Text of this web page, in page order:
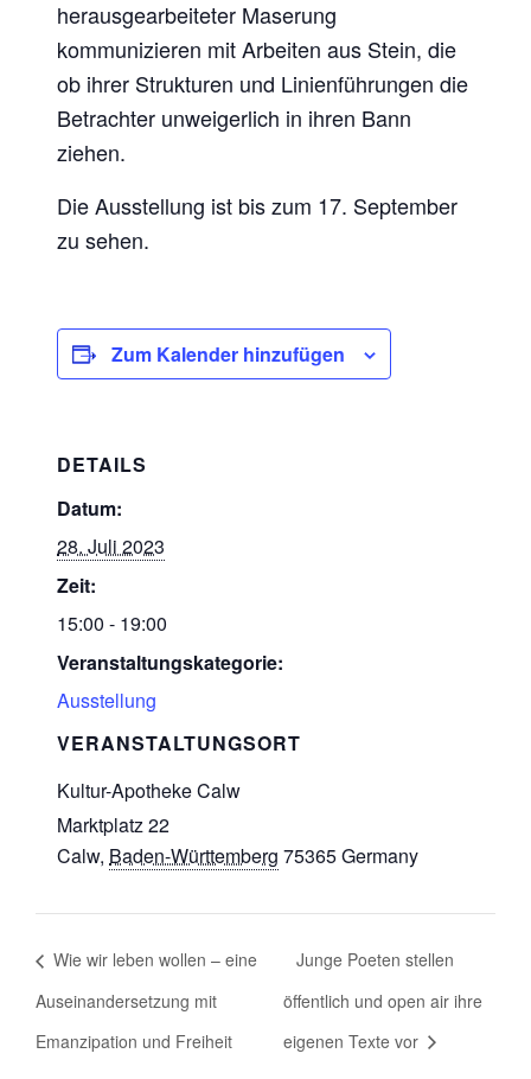
herausgearbeiteter Maserung
kommunizieren mit Arbeiten aus Stein, die
ob ihrer Strukturen und Linienführungen die
Betrachter unweigerlich in ihren Bann
ziehen.
Die Ausstellung ist bis zum 17. September
zu sehen.
Zum Kalender hinzufügen
DETAILS
Datum:
28. Juli 2023
Zeit:
15:00 - 19:00
Veranstaltungskategorie:
Ausstellung
VERANSTALTUNGSORT
Kultur-Apotheke Calw
Marktplatz 22
Calw, Baden-Württemberg 75365Germany
Wie wir leben wollen – eine
Auseinandersetzung mit
Emanzipation und Freiheit
Junge Poeten stellen
öffentlich und open air ihre
eigenen Texte vor